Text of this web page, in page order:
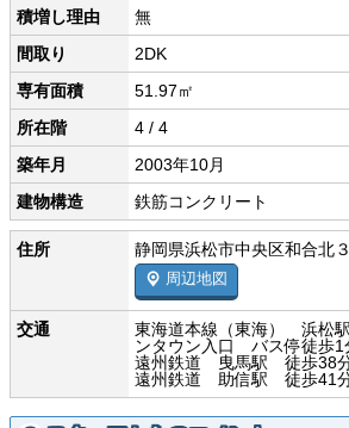
積増し理由
無
間取り
2DK
専有面積
51.97㎡
所在階
4 / 4
築年月
2003年10月
建物構造
鉄筋コンクリート
住所 静岡県浜松市中央区和合北
周辺地図
交通
東海道本線（東海） 浜
ンタウン入口 バス停徒歩1
遠州鉄道 曳馬駅 徒歩38
遠州鉄道 助信駅 徒歩41